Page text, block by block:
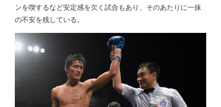
ンを喫するなど安定感を欠く試合もあり、そのあたりに一抹
の不安を残している。